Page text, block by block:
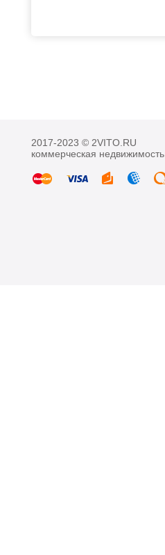
2017-2023 © 2VITO.RU
коммерческая недвижимость